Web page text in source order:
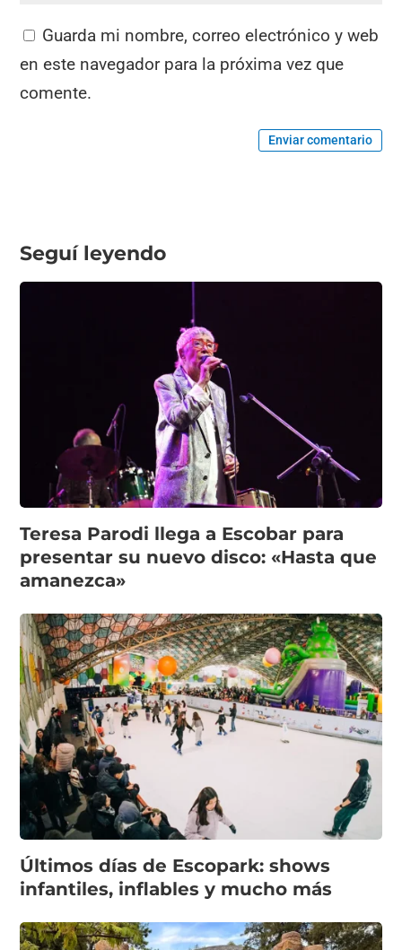
Guarda mi nombre, correo electrónico y web
en este navegador para la próxima vez que
comente.
Enviar comentario
Seguí leyendo
Teresa Parodi llega a Escobar para
presentar su nuevo disco: «Hasta que
amanezca»
Últimos días de Escopark: shows
infantiles, inflables y mucho más